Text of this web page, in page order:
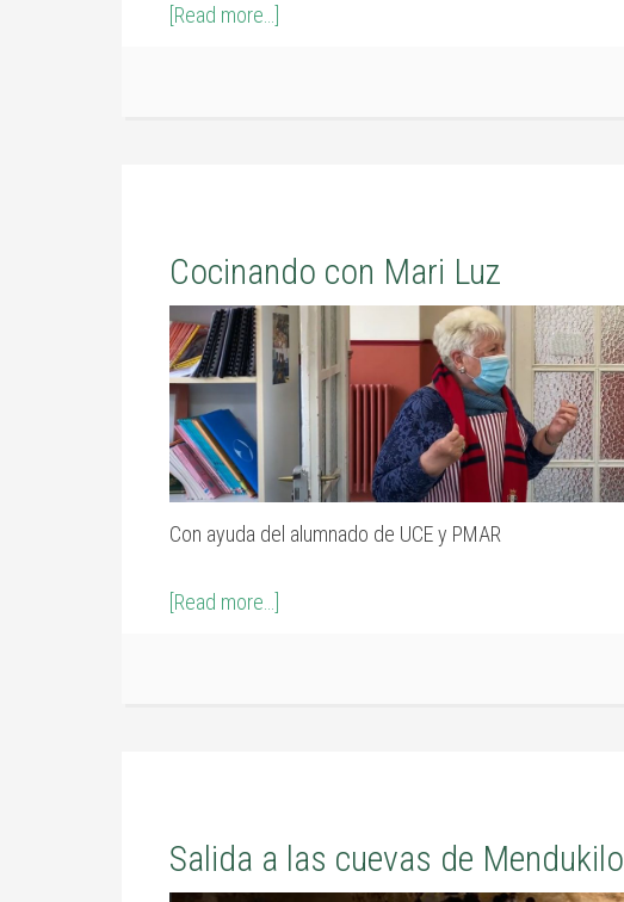
[Read more…]
Cocinando con Mari Luz
Con ayuda del alumnado de UCE y PMAR
[Read more…]
Salida a las cuevas de Mendukilo